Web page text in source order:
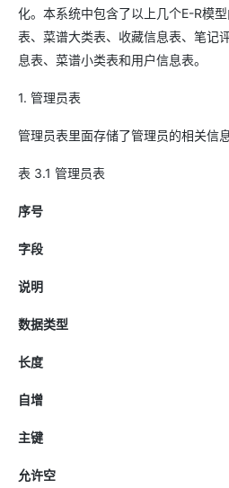
化。本系统中包含了以上几个E-R模
表、菜谱大类表、收藏信息表、笔记
息表、菜谱小类表和用户信息表。
1. 管理员表
管理员表里面存储了管理员的相关信
表 3.1 管理员表
序号
字段
说明
数据类型
长度
自增
主键
允许空